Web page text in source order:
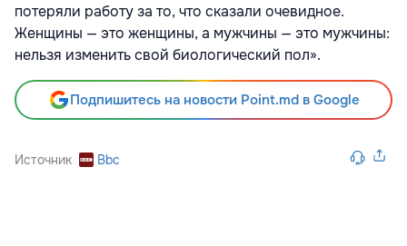
потеряли работу за то, что сказали очевидное.
Женщины — это женщины, а мужчины — это мужчины:
нельзя изменить свой биологический пол».
Подпишитесь на новости Point.md в Google
Источник Bbc